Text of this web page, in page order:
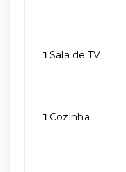
1 Sala de TV
1 Cozinha